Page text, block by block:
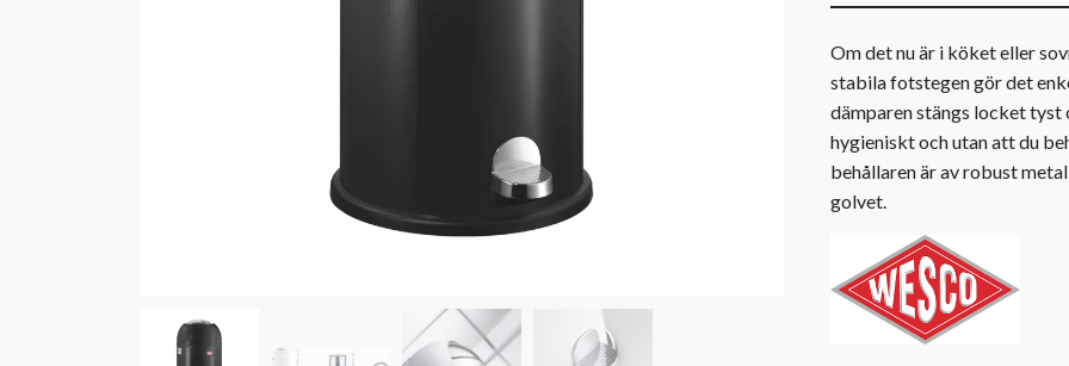
Om det nu är i köket eller
stabila fotstegen gör det
dämparen stängs locket
hygieniskt och utan att du
behållaren är av robust
golvet.